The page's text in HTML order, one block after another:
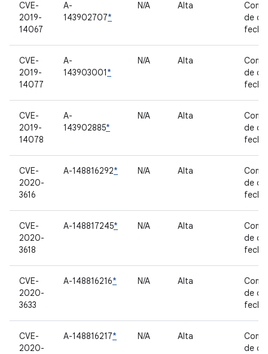
CVE-
2019-
14067
A-
143902707*
N/A Alta
de
CVE-
2019-
14077
A-
143903001*
N/A Alta
de
CVE-
2019-
14078
A-
143902885*
N/A Alta
de
CVE-
2020-
3616
A-148816292* N/A Alta
de
CVE-
2020-
3618
A-148817245* N/A Alta
de
CVE-
2020-
3633
A-148816216* N/A Alta
de
CVE-
2020-
A-148816217* N/A Alta
de